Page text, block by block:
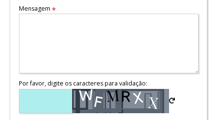
Mensagem *
Por favor, digite os caracteres para validação: